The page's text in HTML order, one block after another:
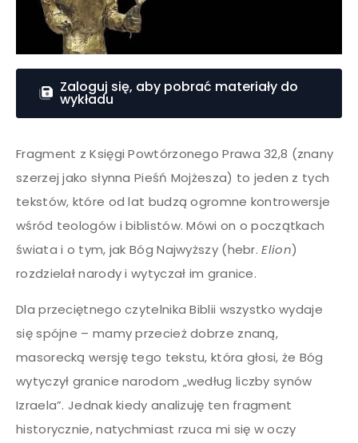
Zaloguj się, aby pobrać materiały do
wykładu
Fragment z Księgi Powtórzonego Prawa 32,8 (znany
szerzej jako słynna Pieśń Mojżesza) to jeden z tych
tekstów, które od lat budzą ogromne kontrowersje
wśród teologów i biblistów. Mówi on o początkach
świata i o tym, jak Bóg Najwyższy (hebr.Elion)
rozdzielał narody i wytyczał im granice.
Dla przeciętnego czytelnika Biblii wszystko wydaje
się spójne – mamy przecież dobrze znaną,
masorecką wersję tego tekstu, która głosi, że Bóg
wytyczył granice narodom „według liczby synów
Izraela”. Jednak kiedy analizuję ten fragment
historycznie, natychmiast rzuca mi się w oczy